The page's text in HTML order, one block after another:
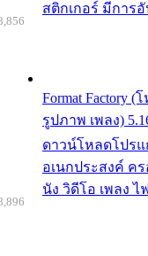
สติกเกอร์ มีการ
Format Factory
รูปภาพ เพลง)
ดาวน์โหลดโปรแ
อเนกประสงค์ ค
นัง วิดีโอ เพลง ไ